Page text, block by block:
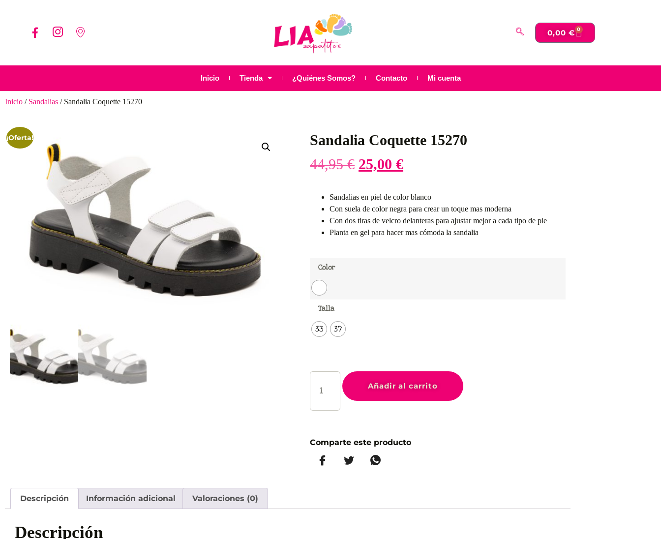
0,00 € 0
Inicio Tienda ¿Quiénes Somos? Contacto Mi cuenta
Inicio / Sandalias / Sandalia Coquette 15270
¡Oferta!
Sandalia Coquette 15270
44,95€ 25,00 €
Sandalias en piel de color blanco
Con suela de color negra para crear un toque mas moderna
Con dos tiras de velcro delanteras para ajustar mejor a cada tipo de pie
Planta en gel para hacer mas cómoda la sandalia
Color
Talla
33 37
Añadir al carrito
Comparte este producto
Descripción Información adicional Valoraciones (0)
Descripción